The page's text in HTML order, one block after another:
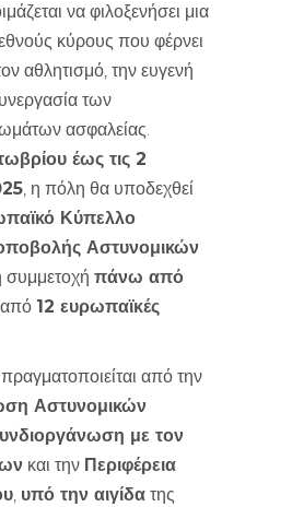
να φιλοξενήσει μια
κύρους που φέρνει
αθλητισμό, την ευγενή
των
ασφαλείας.
έως τις 2
, η πόλη θα υποδεχθεί
Κύπελλο
Αστυνομικών
συμμετοχή πάνω από
από 12 ευρωπαϊκές
από την
Αστυνομικών
με τον
και την Περιφέρεια
, υπό την αιγίδα της